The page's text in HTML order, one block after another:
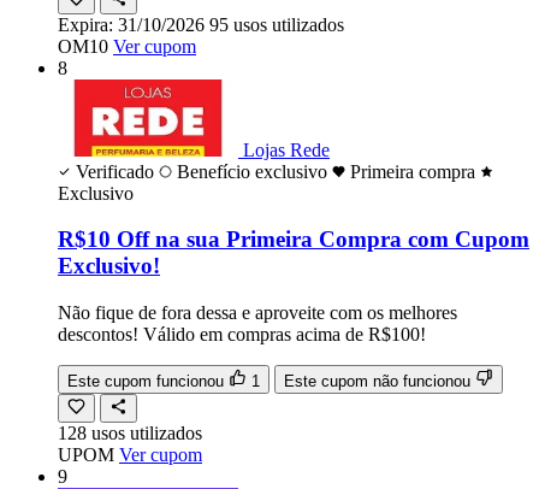
Expira: 31/10/2026 95 usos utilizados
OM10 Ver cupom
8
Lojas Rede
Verificado
Benefício exclusivo
Primeira compra
Exclusivo
R$10 Off na sua Primeira Compra com Cupom
Exclusivo!
Não fique de fora dessa e aproveite com os melhores
descontos! Válido em compras acima de R$100!
Este cupom funcionou 1 Este cupom não funcionou
128 usos utilizados
UPOM Ver cupom
9